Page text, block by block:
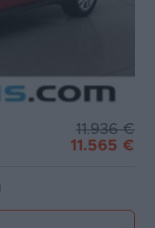
11.936 €
11.565 €